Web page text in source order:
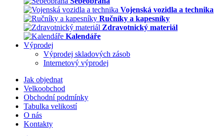
Vojenská vozidla a technika
Ručníky a kapesníky
Zdravotnický materiál
Kalendáře
Výprodej
Výprodej skladových zásob
Internetový výprodej
Jak objednat
Velkoobchod
Obchodní podmínky
Tabulka velikostí
O nás
Kontakty